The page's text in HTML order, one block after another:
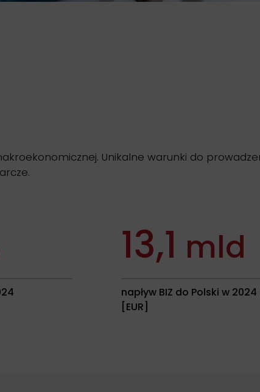
Unikalne warunki do
13,1 mld
napływ BIZ do Polski w 2024
[EUR]